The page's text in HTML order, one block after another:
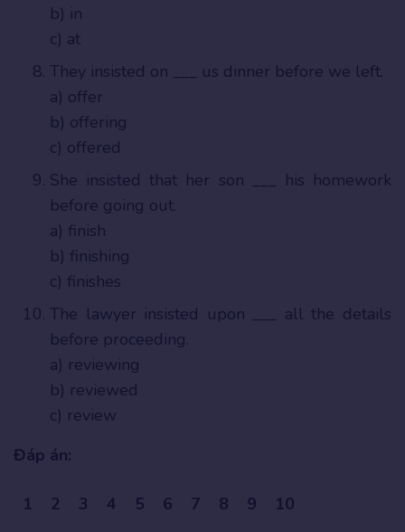
b) in
c) at
They insisted on ___ us dinner before we left.
a) offer
b) offering
c) offered
She insisted that her son ___ his homework
before going out.
a) finish
b) finishing
c) finishes
The lawyer insisted upon ___ all the details
before proceeding.
a) reviewing
b) reviewed
c) review
Đáp án:
1 2 3 4 5 6 7 8 9
10